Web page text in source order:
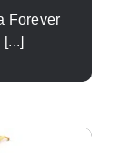
Forever